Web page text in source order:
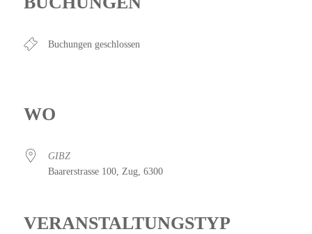
Buchungen geschlossen
WO
GIBZ
Baarerstrasse 100, Zug, 6300
VERANSTALTUNGSTYP